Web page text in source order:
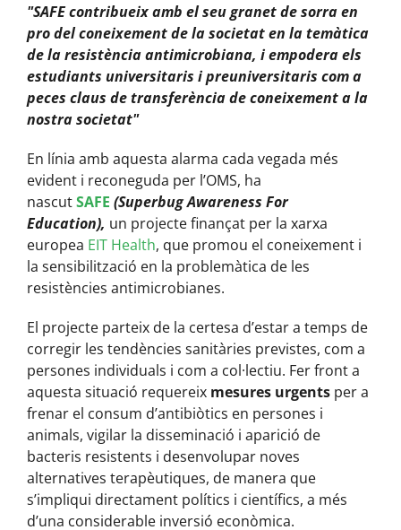
SAFE contribueix amb el seu granet de sorra en
pro del coneixement de la societat en la temàtica
de la resistència antimicrobiana, i empodera els
estudiants universitaris i preuniversitaris com a
peces claus de transferència de coneixement a la
nostra societat
En línia amb aquesta alarma cada vegada més
evident i reconeguda per l’OMS, ha
nascutSAFE (Superbug Awareness For
Education), un projecte finançat per la xarxa
europea EIT Health, que promou el coneixement i
la sensibilització en la problemàtica de les
resistències antimicrobianes.
El projecte parteix de la certesa d’estar a temps de
corregir les tendències sanitàries previstes, com a
persones individuals i com a col·lectiu. Fer front a
aquesta situació requereix mesures urgents per a
frenar el consum d’antibiòtics en persones i
animals, vigilar la disseminació i aparició de
bacteris resistents i desenvolupar noves
alternatives terapèutiques, de manera que
s’impliqui directament polítics i científics, a més
d’una considerable inversió econòmica.